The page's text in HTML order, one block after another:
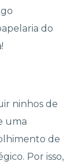
do
ninhos de
uma
de
Por isso,